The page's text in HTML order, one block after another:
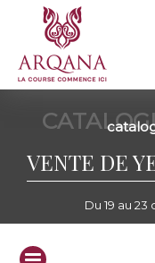
VENTE DE
Du 19 au